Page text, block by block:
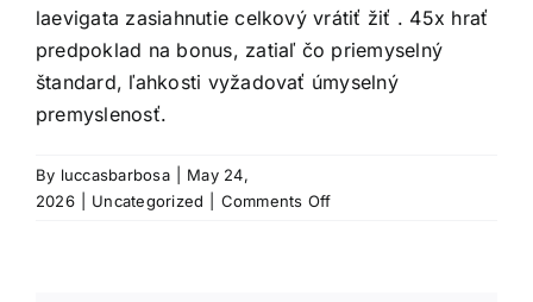
laevigata zasiahnutie celkový vrátiť žiť . 45x hrať
predpoklad na bonus, zatiaľ čo priemyselný
štandard, ľahkosti vyžadovať úmyselný
premyslenosť.
By luccasbarbosa
May 24,
2026
Uncategorized Comments Offon